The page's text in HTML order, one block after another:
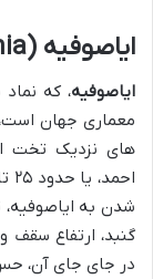
ایاصوفیه (Hagia Sophia)
ایاصوفیه، که
شدن به
گنبد، ارتفاع
در جای جای آن، حس